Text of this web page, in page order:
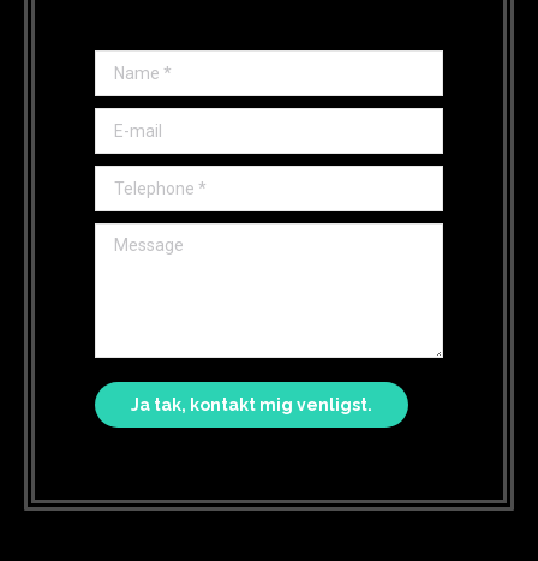
Name *
E-mail
Telephone *
Message
Ja tak, kontakt mig venligst.